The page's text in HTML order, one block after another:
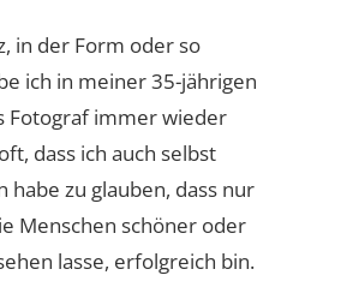
in der Form oder so
ich in meiner 35-jährigen
Fotograf immer wieder
dass ich auch selbst
habe zu glauben, dass nur
Menschen schöner oder
lasse, erfolgreich bin.